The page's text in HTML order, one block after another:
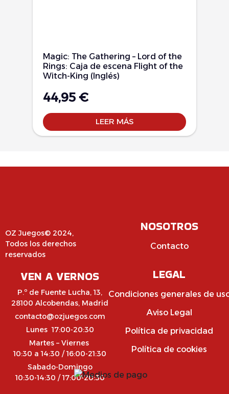
Magic: The Gathering – Lord of the
Rings: Caja de escena Flight of the
Witch-King (Inglés)
44,95 €
LEER MÁS
OZ Juegos© 2024,
Todos los derechos
reservados
VEN A VERNOS
P.º de Fuente Lucha, 13,
28100 Alcobendas, Madrid
contacto@ozjuegos.com
Lunes 17:00-20:30
Martes – Viernes
10:30 a 14:30 / 16:00-21:30
Sabado-Domingo
10:30-14:30 / 17:00-20:30
NOSOTROS
Contacto
LEGAL
Condiciones generales de
Aviso Legal
Política de privacidad
Política de cookies